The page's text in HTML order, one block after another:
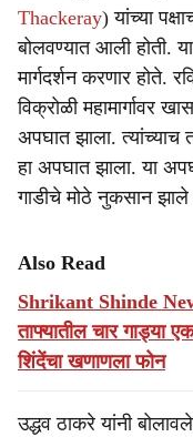
Thackeray) यांच्या
बोलवण्यात आली होती.
मार्गदर्शन करणार होते.
विक्रोळी महामार्गावर
अपघात झाला. त्यांच्याच
हा अपघात झाला. या
गाडीचे मोठे नुकसान
Also Read
Shrikant Shinde
ताफ्यातील चार गाड्या
शिंदेंचा खणाणला फोन
उद्धव ठाकरे यांनी